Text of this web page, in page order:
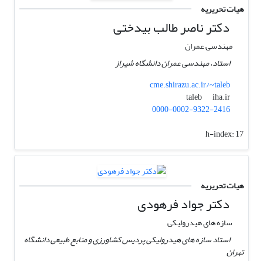
هیات تحریریه
دکتر ناصر طالب بیدختی
مهندسی عمران
استاد، مهندسی عمران دانشگاه شیراز
cme.shirazu.ac.ir/~taleb
taleb
iha.ir
0000-0002-9322-2416
h-index:17
هیات تحریریه
دکتر جواد فرهودی
سازه های هیدرولیکی
استاد سازه های هیدرولیکی پردیس کشاورزی و منابع طبیعی دانشگاه
تهران